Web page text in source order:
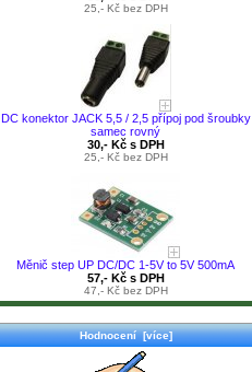
25,- Kč bez DPH
DC konektor JACK 5,5 / 2,5 přípoj pod šroubky
samec rovný
30,- Kč s DPH
25,- Kč bez DPH
Měnič step UP DC/DC 1-5V to 5V 500mA
57,- Kč s DPH
47,- Kč bez DPH
Hodnocení [více]